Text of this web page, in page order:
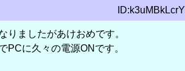
ID:k3uMBkLcrY
りましたがあけおめです。
PCに久々の電源ONです。